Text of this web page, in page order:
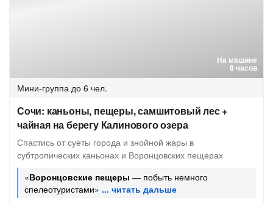
На машине
8 часов
Мини-группа до 6 чел.
Сочи: каньоны, пещеры, самшитовый лес +
чайная на берегу Калинового озера
Спастись от суеты города и знойной жары в
субтропических каньонах и Воронцовских пещерах
«Воронцовские пещеры — побыть немного
спелеотуристами»